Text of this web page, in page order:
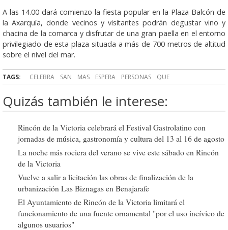
A las 14.00 dará comienzo la fiesta popular en la Plaza Balcón de
la Axarquía, donde vecinos y visitantes podrán degustar vino y
chacina de la comarca y disfrutar de una gran paella en el entorno
privilegiado de esta plaza situada a más de 700 metros de altitud
sobre el nivel del mar.
TAGS: CELEBRA SAN MAS ESPERA PERSONAS QUE
Quizás también le interese:
Rincón de la Victoria celebrará el Festival Gastrolatino con
jornadas de música, gastronomía y cultura del 13 al 16 de agosto
La noche más rociera del verano se vive este sábado en Rincón
de la Victoria
Vuelve a salir a licitación las obras de finalización de la
urbanización Las Biznagas en Benajarafe
El Ayuntamiento de Rincón de la Victoria limitará el
funcionamiento de una fuente ornamental "por el uso incívico de
algunos usuarios"